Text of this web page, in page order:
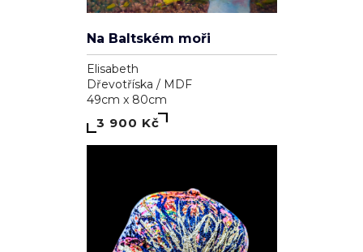
Na Baltském moři
Elisabeth
Dřevotříska / MDF
49cm x 80cm
3 900 Kč